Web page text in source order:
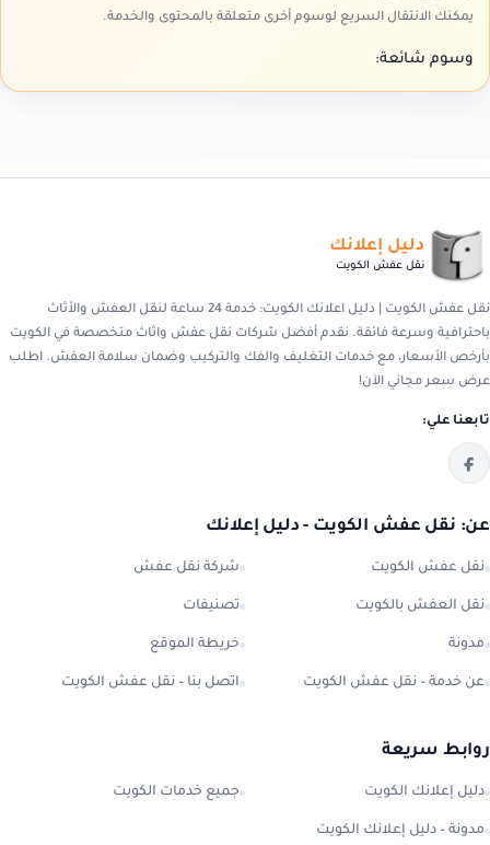
يمكنك الانتقال السريع لوسوم أخرى متعلقة بالمحتوى والخدمة.
وسوم شائعة:
دليل إعلانك
نقل عفش الكويت
نقل عفش الكويت | دليل اعلانك الكويت: خدمة 24 ساعة لنقل العفش والأثاث
باحترافية وسرعة فائقة. نقدم أفضل شركات نقل عفش واثاث متخصصة في الكويت
بأرخص الأسعار، مع خدمات التغليف والفك والتركيب وضمان سلامة العفش. اطلب
عرض سعر مجاني الآن!
تابعنا علي:
عن: نقل عفش الكويت - دليل إعلانك
نقل عفش الكويت شركة نقل عفش
نقل العفش بالكويت تصنيفات
مدونة خريطة الموقع
عن خدمة – نقل عفش الكويت اتصل بنا – نقل عفش الكويت
روابط سريعة
دليل إعلانك الكويت جميع خدمات الكويت
مدونة – دليل إعلانك الكويت